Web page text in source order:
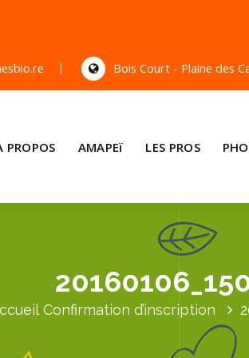
Bois Court - Plaine des
PROPOS AMAPEï LES PROS
Confirmation d’inscription